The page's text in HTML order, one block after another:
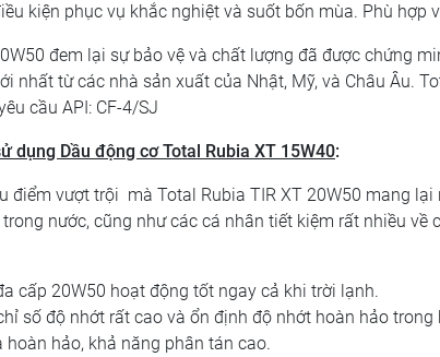
kiện phục vụ khắc nghiệt và suốt bốn mùa. Phù hợp
đem lại sự bảo vệ và chất lượng đã được chứng
nhất từ các nhà sản xuất của Nhật, Mỹ, và Châu Âu.
cầu API: CF-4/SJ
dụng Dầu động cơ Total Rubia XT 15W40:
điểm vượt trội mà Total Rubia TIR XT 20W50 mang lại
nước, cũng như các cá nhân tiết kiệm rất nhiều về
cấp 20W50 hoạt động tốt ngay cả khi trời lạnh.
số độ nhớt rất cao và ổn định độ nhớt hoàn hảo trong
hoàn hảo, khả năng phân tán cao.